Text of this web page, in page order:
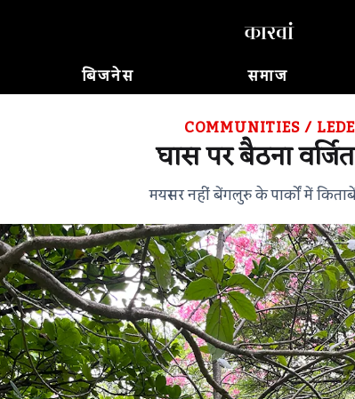
बिजनेस समाज
COMMUNITIES/LEDE
घास पर बैठना
मयस्सर नहीं बेंगलुरु के पार्कों में